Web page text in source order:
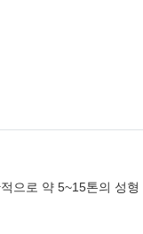
으로 약 5~15톤의 성형